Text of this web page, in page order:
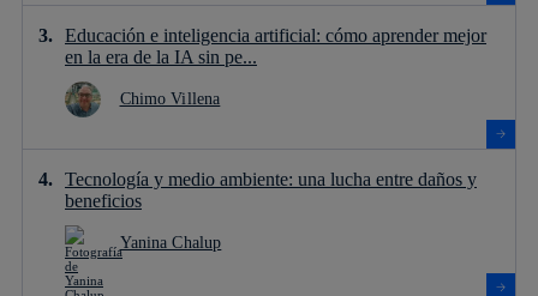
Educación e inteligencia artificial: cómo aprender mejor
en la era de la IA sin pe...
Chimo Villena
Tecnología y medio ambiente: una lucha entre daños y
beneficios
Yanina Chalup